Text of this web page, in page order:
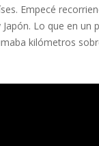
Empecé
Lo que en un
kilómetros